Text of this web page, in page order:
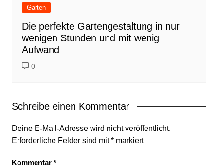
Garten
Die perfekte Gartengestaltung in nur
wenigen Stunden und mit wenig
Aufwand
0
Schreibe einen Kommentar
Deine E-Mail-Adresse wird nicht veröffentlicht.
Erforderliche Felder sind mit*markiert
Kommentar *